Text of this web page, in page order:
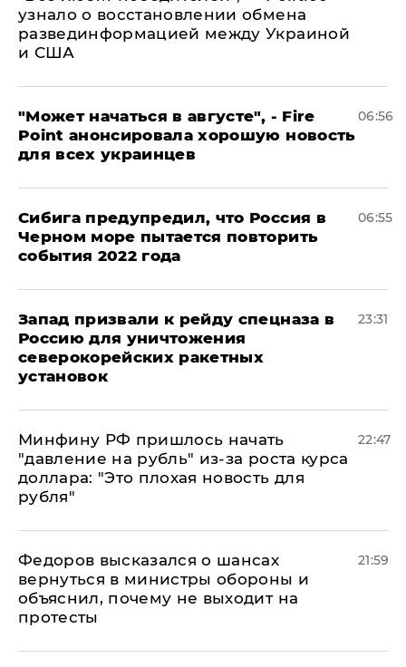
узнало о восстановлении обмена
развединформацией между Украиной
и США
"Может начаться в августе", - Fire
Point анонсировала хорошую новость
для всех украинцев
06:56
Сибига предупредил, что Россия в
Черном море пытается повторить
события 2022 года
06:55
Запад призвали к рейду спецназа в
Россию для уничтожения
северокорейских ракетных
установок
23:31
Минфину РФ пришлось начать
"давление на рубль" из-за роста курса
доллара: "Это плохая новость для
рубля"
22:47
Федоров высказался о шансах
вернуться в министры обороны и
объяснил, почему не выходит на
протесты
21:59